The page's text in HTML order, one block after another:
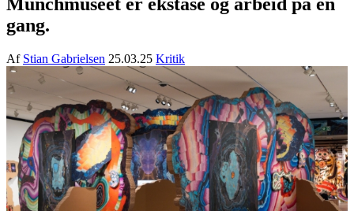
gang.
Af Stian Gabrielsen 25.03.25 Kritik